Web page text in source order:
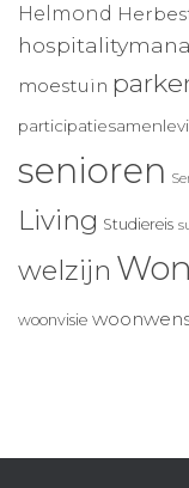
Helmond
moestuin
senioren
Living Studiereis
welzijn
woonvisie